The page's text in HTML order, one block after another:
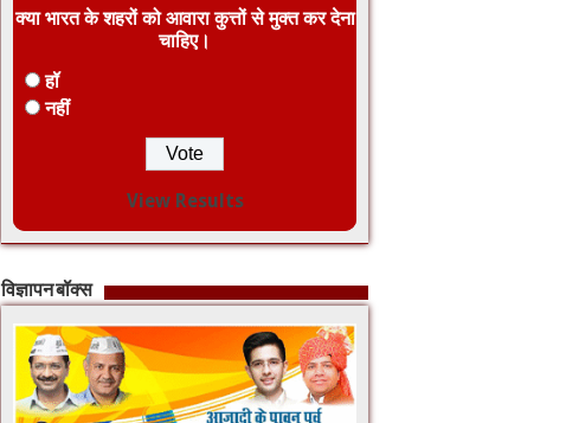
क्या भारत के शहरों को आवारा कुत्तों से मुक्त कर देना
चाहिए।
हॉ
नहीं
View Results
विज्ञापन बॉक्स